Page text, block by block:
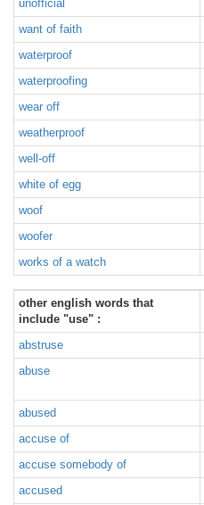
unofficial
want of faith
waterproof
waterproofing
wear off
weatherproof
well-off
white of egg
woof
woofer
works of a watch
other english words that
include "use" :
abstruse
abuse
abused
accuse of
accuse somebody of
accused